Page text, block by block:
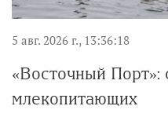
5 авг. 2026 г., 13:36:18
«Восточный Порт»:
млекопитающих